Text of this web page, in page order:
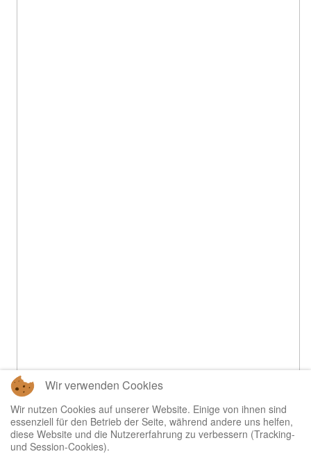
Wir verwenden Cookies
Wir nutzen Cookies auf unserer Website. Einige von ihnen sind
essenziell für den Betrieb der Seite, während andere uns helfen,
diese Website und die Nutzererfahrung zu verbessern (Tracking-
und Session-Cookies).